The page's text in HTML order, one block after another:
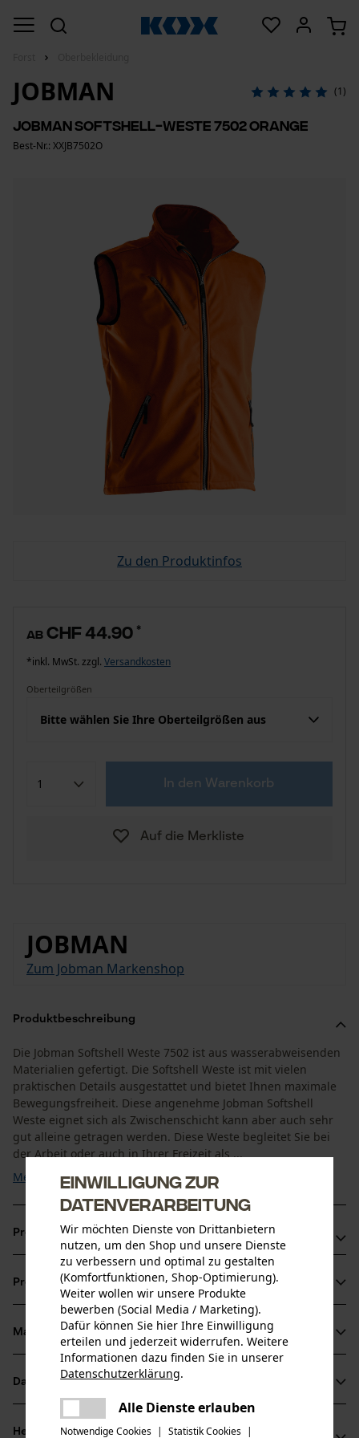
JOBMAN (1)
Jobman Softshell-Weste 7502 Orange
Best-Nr.: XXJB7502O
Zu den Produktinfos
ab CHF 44.90 *
*inkl. MwSt. zzgl. Versandkosten
Oberteilgrößen
Bitte wählen Sie Ihre Oberteilgrößen aus
In den Warenkorb
Auf die Merkliste
JOBMAN
Zum Jobman Markenshop
Produktbeschreibung
Die Jobman Softshell Weste 7502 ist aus wasserabweisenden
Materialien gefertigt. Die Softshell Weste ist mit vielen
praktischen Details ausgestattet und bietet Ihnen maximale
Bewegungsfreiheit. Diese angenehme Jobman Softshell
Weste eignet sich als Zwischenschicht kann aber auch sehr
gut alleine getragen werden. Diese Weste begleitet Sie bei
der Arbeit oder auch in Ihrer Freizeit als ...
Mehr anzeigen
Produktvorteile
Wasserabweisendes und leichtes Softshell-Material
Brusttasche mit Ausweiskartenfach
Geräumige Fronttaschen mit Reißverschluss
Produktinformationen
Produktdetails
Ärmeltyp
Material & Pflege
Materialart
Datenblätter
Produktsicherheitsdatenblatt (PDF)
Herstellerinformationen
Einwilligung zur
Datenverarbeitung
Wir möchten Dienste von Drittanbietern
nutzen, um den Shop und unsere Dienste
zu verbessern und optimal zu gestalten
(Komfortfunktionen, Shop-Optimierung).
Weiter wollen wir unsere Produkte
bewerben (Social Media / Marketing).
Dafür können Sie hier Ihre Einwilligung
erteilen und jederzeit widerrufen. Weitere
Informationen dazu finden Sie in unserer
Datenschutzerklärung.
Alle Dienste erlauben
Notwendige Cookies | Statistik Cookies |
Es ist ein Fehler aufgetreten. Bitte
versuchen Sie es erneut.